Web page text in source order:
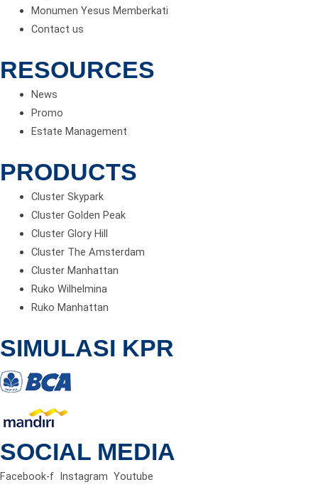
Monumen Yesus Memberkati
Contact us
RESOURCES
News
Promo
Estate Management
PRODUCTS
Cluster Skypark
Cluster Golden Peak
Cluster Glory Hill
Cluster The Amsterdam
Cluster Manhattan
Ruko Wilhelmina
Ruko Manhattan
SIMULASI KPR
SOCIAL MEDIA
Facebook-f Instagram Youtube